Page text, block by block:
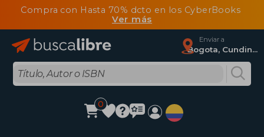
Compra con Hasta 70% dcto en los CyberBooks
Ver más
Enviar a
Bogota, Cundinamarca
0